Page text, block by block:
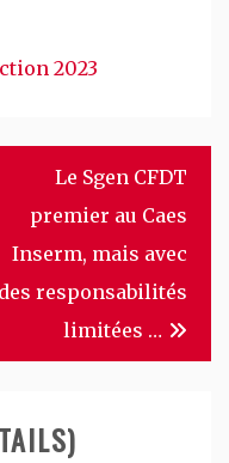
2023
Le Sgen CFDT
premier au Caes
Inserm, mais avec
des responsabilités
limitées …